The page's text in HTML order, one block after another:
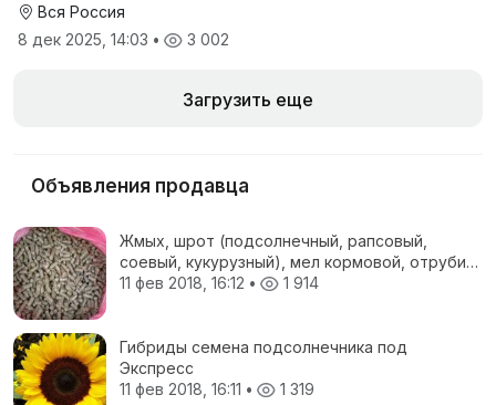
Вся Россия
8 дек 2025, 14:03 • 3 002
Загрузить еще
Объявления продавца
Жмых, шрот (подсолнечный, рапсовый,
соевый, кукурузный), мел кормовой, отруби
пшеничные, жом свекловичный, соя
11 фев 2018, 16:12 • 1 914
Гибриды семена подсолнечника под
Экспресс
11 фев 2018, 16:11 • 1 319